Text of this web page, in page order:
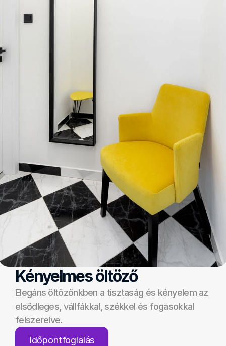
Kényelmes öltöző
Elegáns öltözőnkben a tisztaság és kényelem az
elsődleges, vállfákkal, székkel és fogasokkal
felszerelve.
Időpontfoglalás